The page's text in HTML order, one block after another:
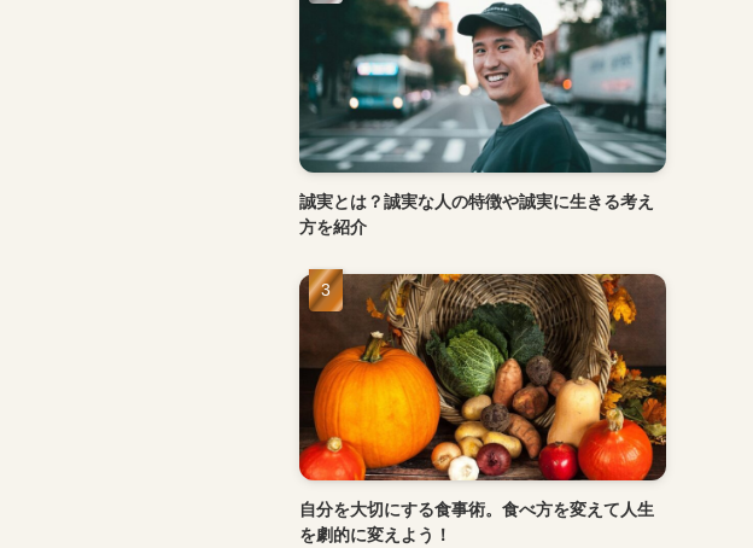
誠実とは？誠実な人の特徴や誠実に生きる考え
方を紹介
自分を大切にする食事術。食べ方を変えて人生
を劇的に変えよう！